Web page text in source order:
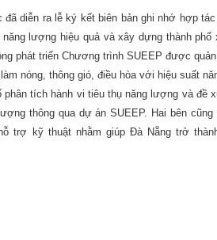
đã diễn ra lễ ký kết biên bản ghi nhớ hợp
lượng hiệu quả và xây dựng thành
phát triển Chương trình SUEEP được
nóng, thông gió, điều hòa với hiệu suất
phân tích hành vi tiêu thụ năng lượng và đề
thông qua dự án SUEEP. Hai bên
trợ kỹ thuật nhằm giúp Đà Nẵng trở